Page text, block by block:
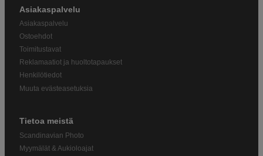
Asiakaspalvelu
Asiakaspalvelu
Ostoehdot
Toimitustavat
Reklamaatiot ja huoltotapaukset
Henkilötiedot
Muuta evästeasetuksia
Tietoa meistä
Scandinavian Photo
Myymälät & Aukioloajat